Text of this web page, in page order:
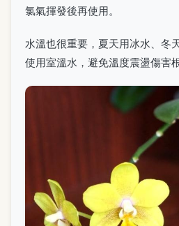
氯氣揮發後再使用。
水溫也很重要，夏天用冰水、冬
使用室溫水，避免溫度震盪傷害根